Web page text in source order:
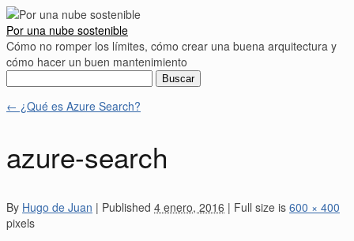
Por una nube sostenible
Cómo no romper los límites, cómo crear una buena arquitectura y
cómo hacer un buen mantenimiento
← ¿Qué es Azure Search?
azure-search
By Hugo de Juan | Published 4 enero, 2016 | Full size is 600 × 400
pixels